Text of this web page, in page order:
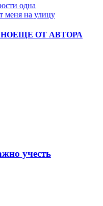
одна
меня на улицу
ЕЩЕ ОТ АВТОРА
учесть